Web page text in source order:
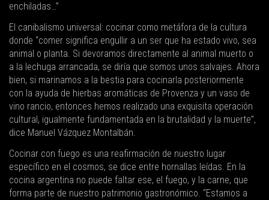
enchiladas…”
El canibalismo universal: cocinar como metáfora de la cultura
donde “comer significa engullir a un ser que ha estado vivo, sea
animal o planta. Si devoramos directamente al animal muerto o
a la lechuga arrancada, se diría que somos unos salvajes. Ahora
bien, si marinamos a la bestia para cocinarla posteriormente
con la ayuda de hierbas aromáticas de Provenza y un vaso de
vino rancio, entonces hemos realizado una exquisita operación
cultural, igualmente fundamentada en la brutalidad y la muerte”,
dice Manuel Vázquez Montalbán.
Cocinar con fuego es una reafirmación de nuestro lugar
específico en el cosmos, se dice entre hornallas leídas. En la
cocina argentina no puede faltar ese, el fuego, y la carne, que
forma parte de nuestro patrimonio gastronómico. “Estamos a